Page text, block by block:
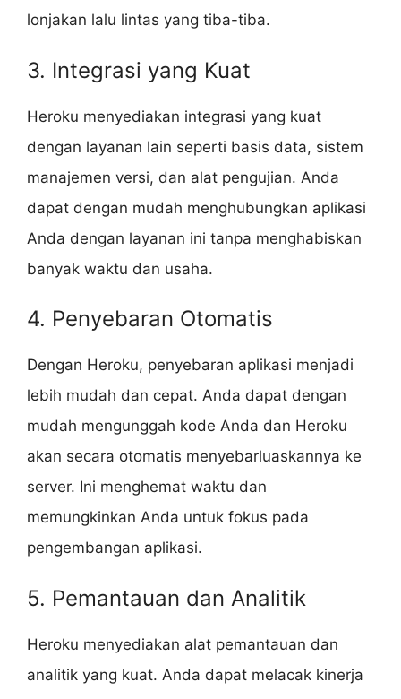
lonjakan lalu lintas yang tiba-tiba.
3. Integrasi yang Kuat
Heroku menyediakan integrasi yang kuat
dengan layanan lain seperti basis data, sistem
manajemen versi, dan alat pengujian. Anda
dapat dengan mudah menghubungkan aplikasi
Anda dengan layanan ini tanpa menghabiskan
banyak waktu dan usaha.
4. Penyebaran Otomatis
Dengan Heroku, penyebaran aplikasi menjadi
lebih mudah dan cepat. Anda dapat dengan
mudah mengunggah kode Anda dan Heroku
akan secara otomatis menyebarluaskannya ke
server. Ini menghemat waktu dan
memungkinkan Anda untuk fokus pada
pengembangan aplikasi.
5. Pemantauan dan Analitik
Heroku menyediakan alat pemantauan dan
analitik yang kuat. Anda dapat melacak kinerja